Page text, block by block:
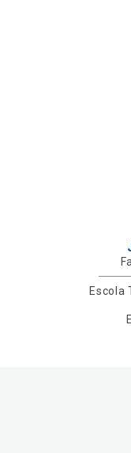
Escola